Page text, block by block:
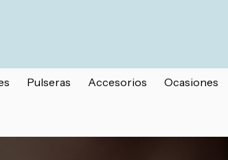
Pulseras Accesorios Ocasiones